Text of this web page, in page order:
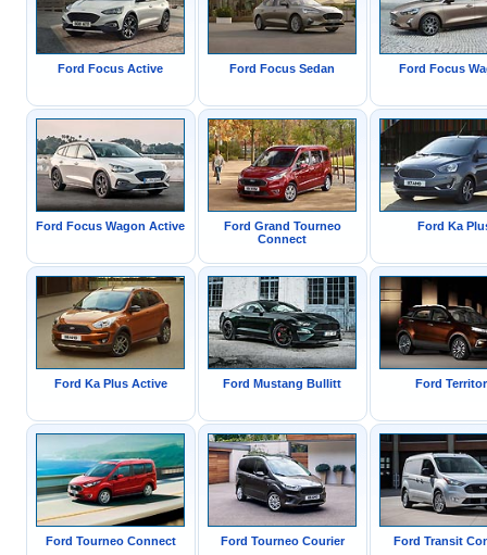
Ford Focus Active Ford Focus Sedan Ford Focus
Ford Focus Wagon Active
Ford Grand Tourneo
Connect
Ford Ka
Ford Ka Plus Active Ford Mustang Bullitt Ford
Ford Tourneo Connect Ford Tourneo Courier Ford Transit